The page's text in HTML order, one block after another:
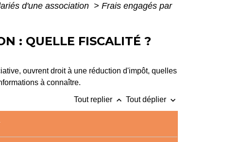
d'une association > Frais engagés par
: QUELLE FISCALITÉ ?
ouvrent droit à une réduction d'impôt, quelles
à connaître.
Tout replier keyboard_arrow_up Tout déplier keyboard_arrow_down